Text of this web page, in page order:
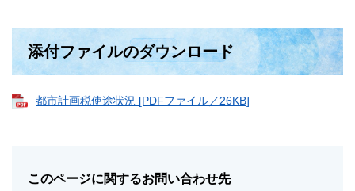
添付ファイルのダウンロード
都市計画税使途状況 [PDFファイル／26KB]
このページに関するお問い合わせ先